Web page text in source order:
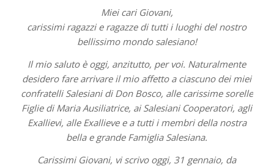
Miei cari Giovani,
carissimi ragazzi e ragazze di tutti i luoghi del nostro
bellissimo mondo salesiano!
Il mio saluto è oggi, anzitutto, per voi. Naturalmente
desidero fare arrivare il mio affetto a ciascuno dei miei
confratelli Salesiani di Don Bosco, alle carissime sorelle
Figlie di Maria Ausiliatrice, ai Salesiani Cooperatori, agli
Exallievi, alle Exallieve e a tutti i membri della nostra
bella e grande Famiglia Salesiana.
Carissimi Giovani, vi scrivo oggi, 31 gennaio, da